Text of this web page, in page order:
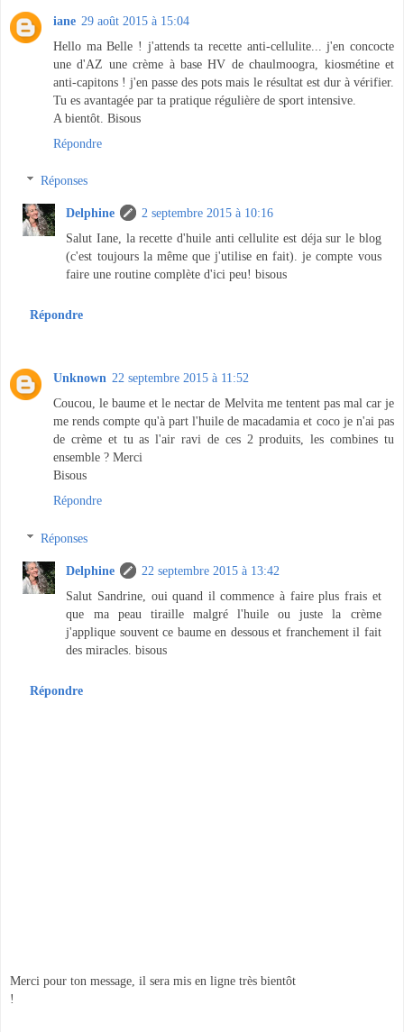
iane 29 août 2015 à 15:04
Hello ma Belle ! j'attends ta recette anti-cellulite... j'en concocte
une d'AZ une crème à base HV de chaulmoogra, kiosmétine et
anti-capitons ! j'en passe des pots mais le résultat est dur à vérifier.
Tu es avantagée par ta pratique régulière de sport intensive.
A bientôt. Bisous
Répondre
Réponses
Delphine
2 septembre 2015 à 10:16
Salut Iane, la recette d'huile anti cellulite est déja sur le blog
(c'est toujours la même que j'utilise en fait). je compte vous
faire une routine complète d'ici peu! bisous
Répondre
Unknown 22 septembre 2015 à 11:52
Coucou, le baume et le nectar de Melvita me tentent pas mal car je
me rends compte qu'à part l'huile de macadamia et coco je n'ai pas
de crème et tu as l'air ravi de ces 2 produits, les combines tu
ensemble ? Merci
Bisous
Répondre
Réponses
Delphine
22 septembre 2015 à 13:42
Salut Sandrine, oui quand il commence à faire plus frais et
que ma peau tiraille malgré l'huile ou juste la crème
j'applique souvent ce baume en dessous et franchement il fait
des miracles. bisous
Répondre
Merci pour ton message, il sera mis en ligne très bientôt
!